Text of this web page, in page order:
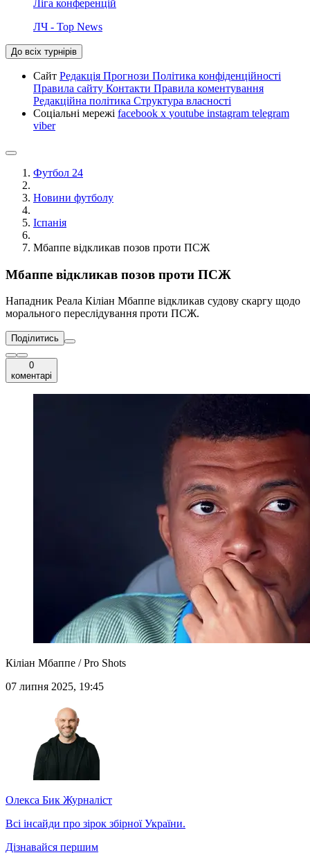
Ліга конференцій
ЛЧ - Top News
До всіх турнірів
Сайт Редакція Прогнози Політика конфіденційності
Правила сайту Контакти Правила коментування
Редакційна політика Структура власності
Соціальні мережі facebook x youtube instagram telegram
viber
Футбол 24
Новини футболу
Іспанія
Мбаппе відкликав позов проти ПСЖ
Мбаппе відкликав позов проти ПСЖ
Нападник Реала Кіліан Мбаппе відкликав судову скаргу щодо
морального переслідування проти ПСЖ.
Поділитись
0
коментарі
Кіліан Мбаппе / Pro Shots
07 липня 2025, 19:45
Олекса Бик Журналіст
Всі інсайди про зірок збірної України.
Дізнавайся першим